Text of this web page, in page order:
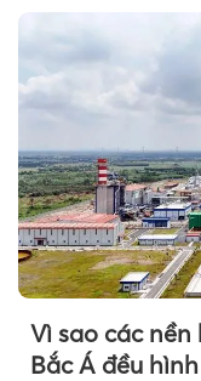
Vì sao các
Bắc Á đều